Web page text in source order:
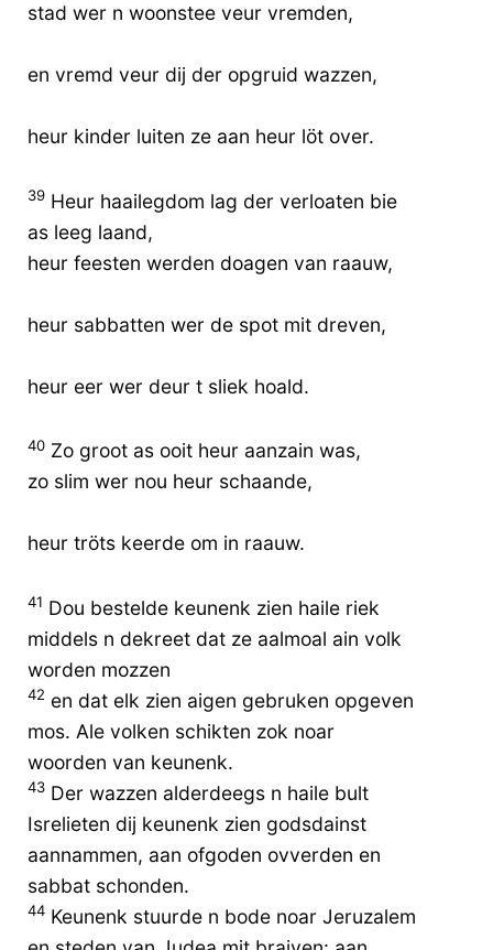
stad wer n woonstee veur vremden,
en vremd veur dij der opgruid wazzen,
heur kinder luiten ze aan heur löt over.
39 Heur haailegdom lag der verloaten bie
as leeg laand,
heur feesten werden doagen van raauw,
heur sabbatten wer de spot mit dreven,
heur eer wer deur t sliek hoald.
40 Zo groot as ooit heur aanzain was,
zo slim wer nou heur schaande,
heur tröts keerde om in raauw.
41 Dou bestelde keunenk zien haile riek
middels n dekreet dat ze aalmoal ain volk
worden mozzen
42 en dat elk zien aigen gebruken opgeven
mos. Ale volken schikten zok noar
woorden van keunenk.
43 Der wazzen alderdeegs n haile bult
Isrelieten dij keunenk zien godsdainst
aannammen, aan ofgoden ovverden en
sabbat schonden.
44 Keunenk stuurde n bode noar Jeruzalem